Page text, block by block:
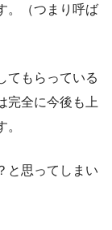
。（つまり呼ば
てもらっている
完全に今後も上
と思ってしまい